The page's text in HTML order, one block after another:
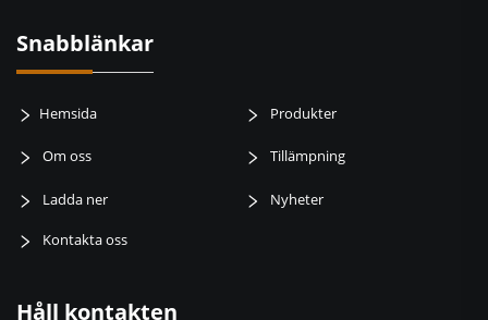
Snabblänkar
Hemsida Produkter
Om oss Tillämpning
Ladda ner Nyheter
Kontakta oss
Håll kontakten